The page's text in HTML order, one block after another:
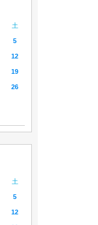
土
5
12
19
26
土
5
12